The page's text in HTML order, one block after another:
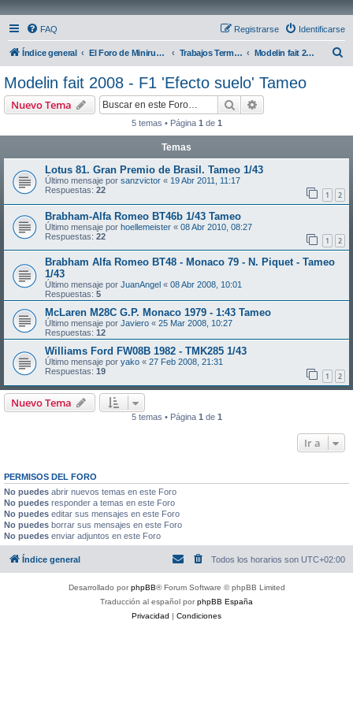
FAQ Identificarse
Registrarse
Índice general El Foro de Miniruedas Trabajos Terminados Modelin fait 2008 - F1 'Efecto suelo' Tameo
Modelin fait 2008 - F1 'Efecto suelo' Tameo
Nuevo Tema Buscar
5 temas • Página 1 de 1
Temas
Lotus 81. Gran Premio de Brasil. Tameo 1/43
Último mensaje por sanzvictor « 19 Abr 2011, 11:17
Respuestas: 22 1 2
Brabham-Alfa Romeo BT46b 1/43 Tameo
Último mensaje por hoellemeister « 08 Abr 2010, 08:27
Respuestas: 22 1 2
Brabham Alfa Romeo BT48 - Monaco 79 - N. Piquet - Tameo
1/43
Último mensaje por JuanAngel « 08 Abr 2008, 10:01
Respuestas: 5
McLaren M28C G.P. Monaco 1979 - 1:43 Tameo
Último mensaje por Javiero « 25 Mar 2008, 10:27
Respuestas: 12
Williams Ford FW08B 1982 - TMK285 1/43
Último mensaje por yako « 27 Feb 2008, 21:31
Respuestas: 19 1 2
Nuevo Tema
5 temas • Página 1 de 1
Ir a
PERMISOS DEL FORO
No puedes abrir nuevos temas en este Foro
No puedes responder a temas en este Foro
No puedes editar sus mensajes en este Foro
No puedes borrar sus mensajes en este Foro
No puedes enviar adjuntos en este Foro
Índice general Todos los horarios son UTC+02:00
Desarrollado porphpBB® Forum Software © phpBB Limited
Traducción al español porphpBB España
Privacidad
Condiciones